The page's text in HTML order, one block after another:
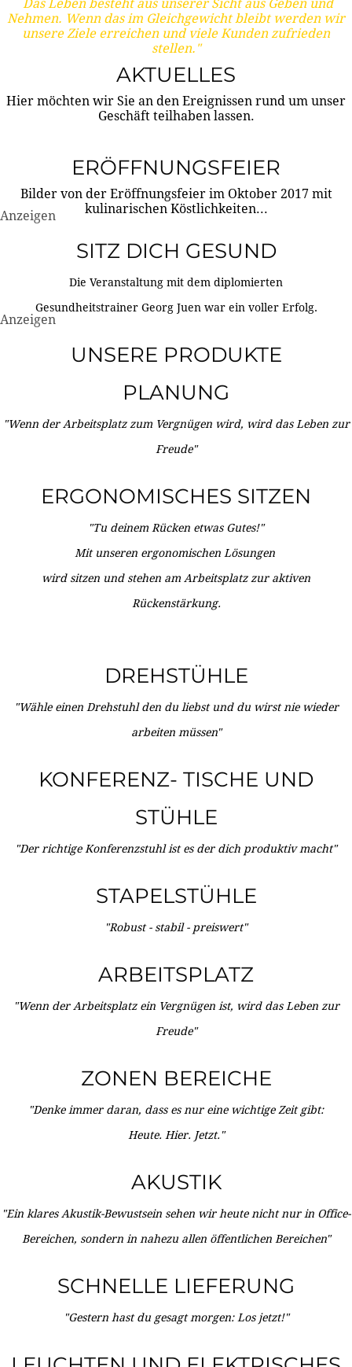
Das Leben besteht aus unserer Sicht aus Geben und
Nehmen. Wenn das im Gleichgewicht bleibt werden wir
unsere Ziele erreichen und viele Kunden zufrieden
stellen."
AKTUELLES
Hier möchten wir Sie an den Ereignissen rund um unser
Geschäft teilhaben lassen.
ERÖFFNUNGSFEIER
Bilder von der Eröffnungsfeier im Oktober 2017 mit
kulinarischen Köstlichkeiten...
Anzeigen
SITZ DICH GESUND
Die Veranstaltung mit dem diplomierten
Gesundheitstrainer Georg Juen war ein voller Erfolg.
Anzeigen
UNSERE PRODUKTE
PLANUNG
"Wenn der Arbeitsplatz zum Vergnügen wird, wird das Leben zur
Freude"
ERGONOMISCHES SITZEN
"Tu deinem Rücken etwas Gutes!"
Mit unseren ergonomischen Lösungen
wird sitzen und stehen am Arbeitsplatz zur aktiven
Rückenstärkung.
DREHSTÜHLE
"Wähle einen Drehstuhl den du liebst und du wirst nie wieder
arbeiten müssen"
KONFERENZ- TISCHE UND
STÜHLE
"Der richtige Konferenzstuhl ist es der dich produktiv macht"
STAPELSTÜHLE
"Robust - stabil - preiswert"
ARBEITSPLATZ
"Wenn der Arbeitsplatz ein Vergnügen ist, wird das Leben zur
Freude"
ZONEN BEREICHE
"Denke immer daran, dass es nur eine wichtige Zeit gibt:
Heute. Hier. Jetzt."
AKUSTIK
"Ein klares Akustik-Bewustsein sehen wir heute nicht nur in Office-
Bereichen, sondern in nahezu allen öffentlichen Bereichen"
SCHNELLE LIEFERUNG
"Gestern hast du gesagt morgen: Los jetzt!"